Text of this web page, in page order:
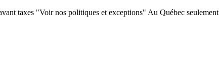
taxes "Voir nos politiques et exceptions" Au Québec seulement